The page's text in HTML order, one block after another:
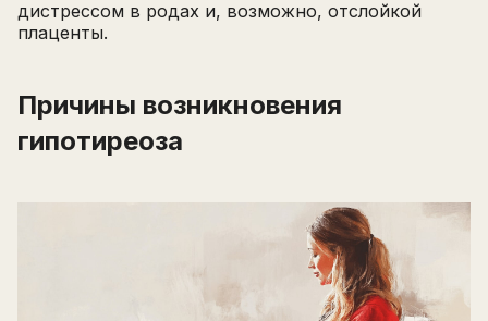
дистрессом в родах и, возможно, отслойкой
плаценты.
Причины возникновения
гипотиреоза